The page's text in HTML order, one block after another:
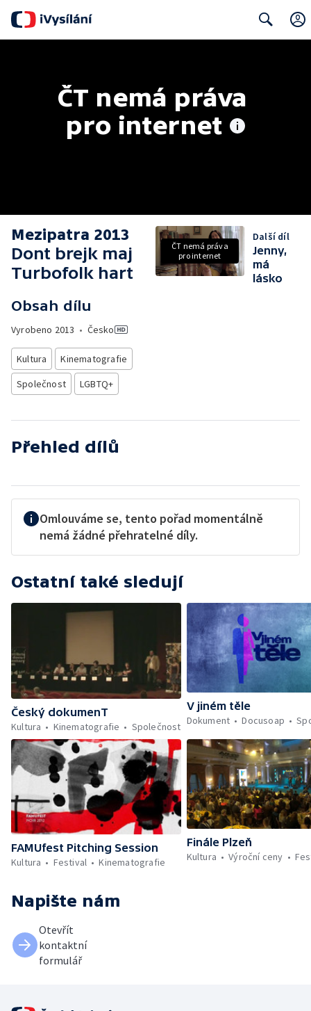
ČT nemá práva
pro internet
Mezipatra 2013
Dont brejk maj
Turbofolk hart
Obsah dílu
Vyrobeno 2013 • Česko
Kultura
Kinematografie
Společnost
LGBTQ+
ČT nemá práva
pro internet
Další díl
Jenny,
má
lásko
Přehled dílů
Omlouváme se, tento pořad momentálně
nemá žádné přehratelné díly.
Ostatní také sledují
Český dokumenT
Kultura
Kinematografie Společnost
V jiném těle
Dokument
Docusoap
FAMUfest Pitching Session
Kultura
Festival Kinematografie
Finále Plzeň
Kultura
Výroční ceny
Napište nám
Otevřít
kontaktní
formulář